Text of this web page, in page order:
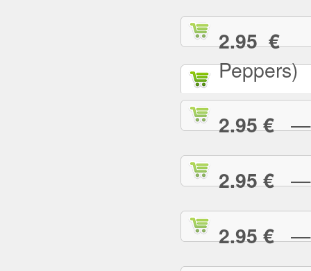
2.95 €—
Peppers)
2.95 €—
2.95 €—
2.95 €—